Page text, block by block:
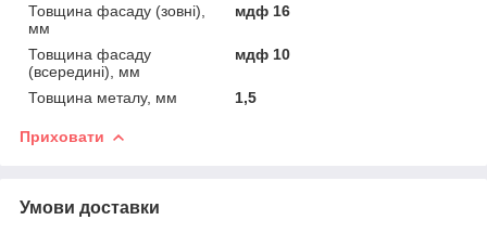
Товщина фасаду (зовні),
мм
мдф 16
Товщина фасаду
(всередині), мм
мдф 10
Товщина металу, мм 1,5
Приховати
Умови доставки